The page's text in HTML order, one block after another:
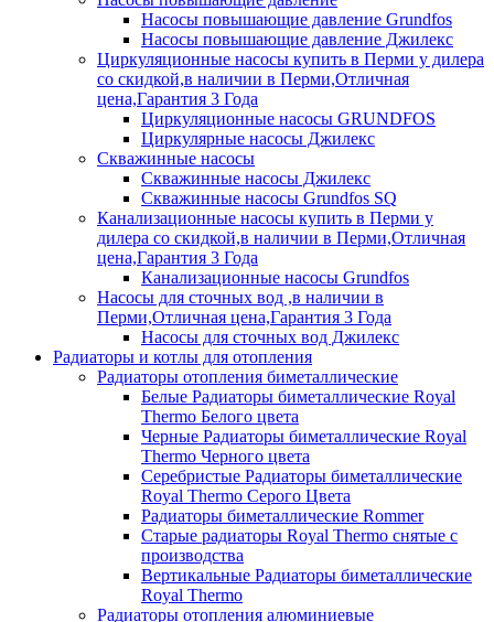
Насосы повышающие давление Grundfos
Насосы повышающие давление Джилекс
Циркуляционные насосы купить в Перми у дилера
со скидкой,в наличии в Перми,Отличная
цена,Гарантия 3 Года
Циркуляционные насосы GRUNDFOS
Циркулярные насосы Джилекс
Скважинные насосы
Скважинные насосы Джилекс
Скважинные насосы Grundfos SQ
Канализационные насосы купить в Перми у
дилера со скидкой,в наличии в Перми,Отличная
цена,Гарантия 3 Года
Канализационные насосы Grundfos
Насосы для сточных вод ,в наличии в
Перми,Отличная цена,Гарантия 3 Года
Насосы для сточных вод Джилекс
Радиаторы и котлы для отопления
Радиаторы отопления биметаллические
Белые Радиаторы биметаллические Royal
Thermo Белого цвета
Черные Радиаторы биметаллические Royal
Thermo Черного цвета
Серебристые Радиаторы биметаллические
Royal Thermo Серого Цвета
Радиаторы биметаллические Rommer
Старые радиаторы Royal Thermo снятые с
производства
Вертикальные Радиаторы биметаллические
Royal Thermo
Радиаторы отопления алюминиевые